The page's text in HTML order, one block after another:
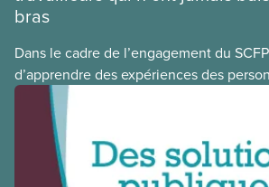
bras
Dans le cadre de l’engagement du SCFP
d’apprendre des expériences des
autochtones, noires et racisées, et de
leurs réussites, nous vous présentons
du Comité national pour la justice raciale
Conseil national des Autochtones.
mois-ci présente Cora Mojica, membre